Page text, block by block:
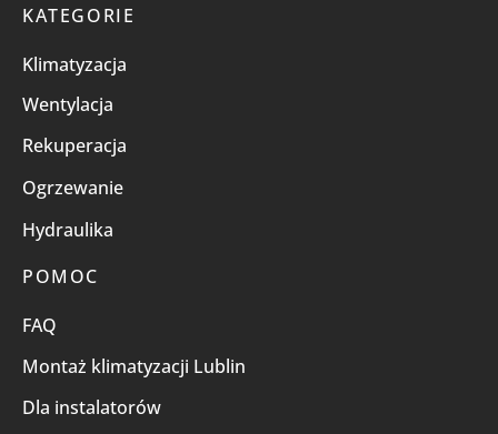
KATEGORIE
Klimatyzacja
Wentylacja
Rekuperacja
Ogrzewanie
Hydraulika
POMOC
FAQ
Montaż klimatyzacji Lublin
Dla instalatorów